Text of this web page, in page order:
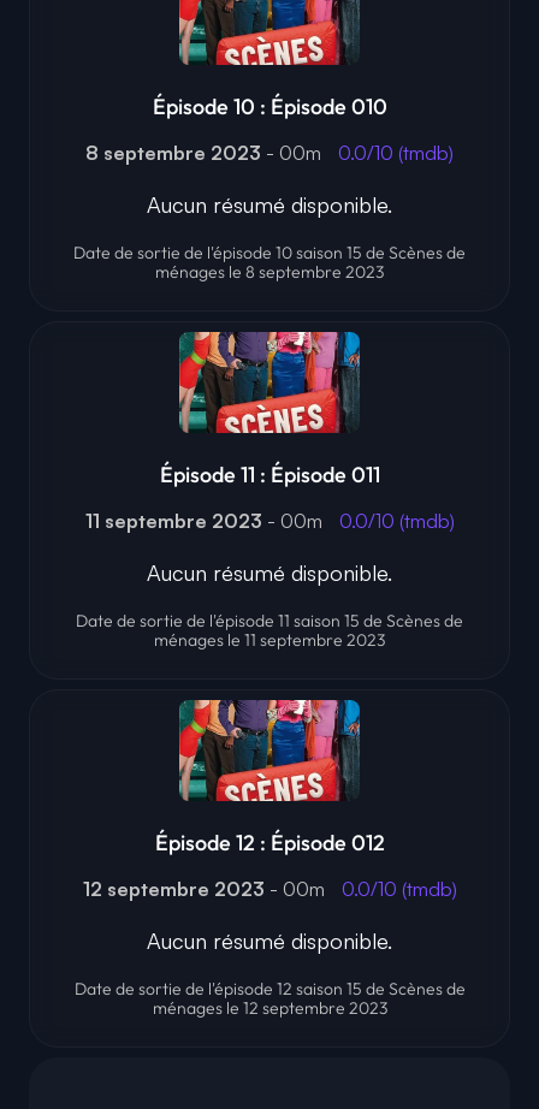
Épisode 10 : Épisode 010
8 septembre 2023 - 00m 0.0/10 (tmdb)
Aucun résumé disponible.
Date de sortie de l'épisode 10 saison 15 de Scènes de
ménages le 8 septembre 2023
Épisode 11 : Épisode 011
11 septembre 2023 - 00m 0.0/10 (tmdb)
Aucun résumé disponible.
Date de sortie de l'épisode 11 saison 15 de Scènes de
ménages le 11 septembre 2023
Épisode 12 : Épisode 012
12 septembre 2023 - 00m 0.0/10 (tmdb)
Aucun résumé disponible.
Date de sortie de l'épisode 12 saison 15 de Scènes de
ménages le 12 septembre 2023